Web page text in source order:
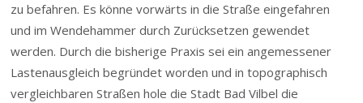
zu befahren. Es könne vorwärts in die Straße eingefahren
und im Wendehammer durch Zurücksetzen gewendet
werden. Durch die bisherige Praxis sei ein angemessener
Lastenausgleich begründet worden und in topographisch
vergleichbaren Straßen hole die Stadt Bad Vilbel die